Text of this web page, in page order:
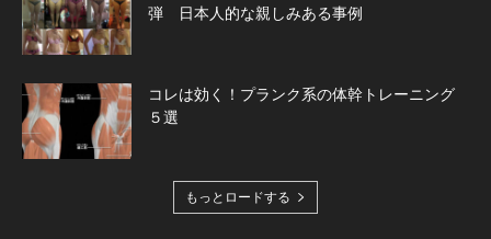
弾 日本人的な親しみある事例
コレは効く！プランク系の体幹トレーニング
５選
もっとロードする